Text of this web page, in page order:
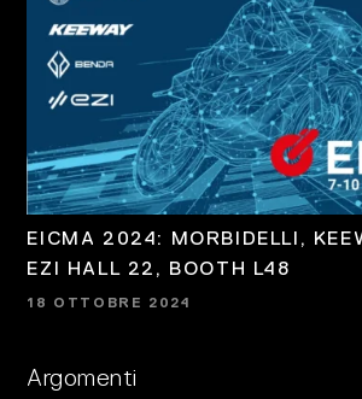
EICMA 2024: MORBIDELLI,
EZI HALL 22, BOOTH L48
18 OTTOBRE 2024
Argomenti